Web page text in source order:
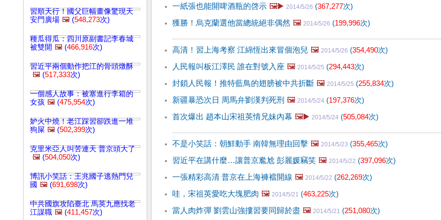
習順天行！國父巨幅畫像驚現天
安門廣場 🖼️ (548,273次)
種瓜得瓜：四川原副書記李春城
被雙開 🖼️ (466,916次)
習近平兩個動作把江的骨頭燉酥
🖼️ (517,333次)
一個感人故事：被塞進行李箱的
女孩 🖼️ (475,954次)
妒火中燒！老江踩習卻跌進一堆
狗屎 🖼️ (502,399次)
克里米亞人叫苦連天 普京頭大了
🖼️ (504,050次)
博訊小笑話：王兆國子逃熱門兒
國 🖼️ (691,698次)
中共國旗攻陷臺北 馬英九應找老
江謀職 🖼️ (411,457次)
一紙張也能開啤酒瓶的啓示 🖼️▶️ 2014/5/26 (367,277次)
獲勝！烏克蘭選他當總統絕非偶然 🖼️ 2014/5/26 (199,996次)
高清！習上海考察 江綿恆出來冒個泡兒 🖼️ 2014/5/26 (354,490次)
人民報叫板江澤民 誰在對號入座 🖼️ 2014/5/25 (294,443次)
封鎖人民報！推特藍鳥的翅膀被中共折斷 🖼️ 2014/5/25 (255,834次)
新疆暴恐次日 周馬弁劉漢判死刑 🖼️ 2014/5/24 (197,376次)
首次爆出 趙本山宋祖英情兄妹內幕 🖼️▶️ 2014/5/24 (505,084次)
不是小笑話：朝鮮動手 南韓無理由回擊 🖼️ 2014/5/23 (355,465次)
習近平在講什麼…讓普京尷尬 彭麗媛竊笑 🖼️ 2014/5/22 (397,096次)
一張精彩高清 普京在上海褲襠開線 🖼️ 2014/5/22 (262,269次)
哇，宋祖英愛吃大塊肥肉 🖼️ 2014/5/21 (463,225次)
當人肉炸彈 劉雲山強摟習要同歸於盡 🖼️ 2014/5/21 (251,080次)